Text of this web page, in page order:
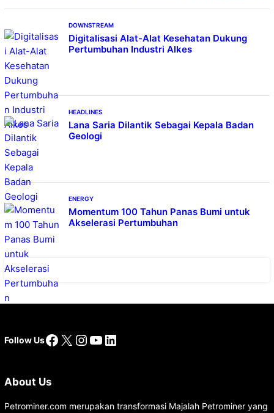
DOWNSTREAM
Digitalisasi Alat-Alat Kesehatan Dukung
Pertumbuhan Industri Alkes
HEADLINES
Lana Saria Dilantik Sebagai Kepala Badan
Geologi
ENERGY
Momentum 100 Tahun Panas Bumi untuk
Akselerasi Pertumbuhan
Follow UsFacebook
X Instagram
YouTube
LinkedIn
About Us
Petrominer.com merupakan transformasi Majalah Petrominer yang